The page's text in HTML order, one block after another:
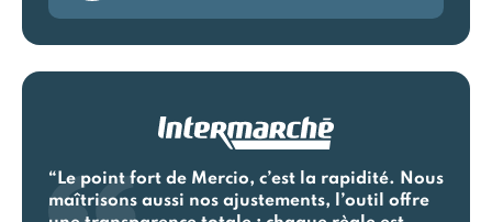
“Le point fort de Mercio, c’est la rapidité. Nous
maîtrisons aussi nos ajustements, l’outil offre